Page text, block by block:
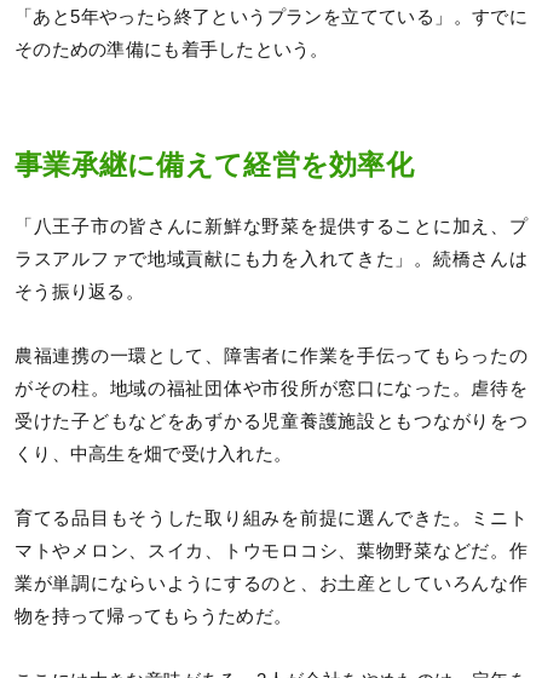
「あと5年やったら終了というプランを立てている」。すでに
そのための準備にも着手したという。
事業承継に備えて経営を効率化
「八王子市の皆さんに新鮮な野菜を提供することに加え、プ
ラスアルファで地域貢献にも力を入れてきた」。続橋さんは
そう振り返る。
農福連携の一環として、障害者に作業を手伝ってもらったの
がその柱。地域の福祉団体や市役所が窓口になった。虐待を
受けた子どもなどをあずかる児童養護施設ともつながりをつ
くり、中高生を畑で受け入れた。
育てる品目もそうした取り組みを前提に選んできた。ミニト
マトやメロン、スイカ、トウモロコシ、葉物野菜などだ。作
業が単調にならいようにするのと、お土産としていろんな作
物を持って帰ってもらうためだ。